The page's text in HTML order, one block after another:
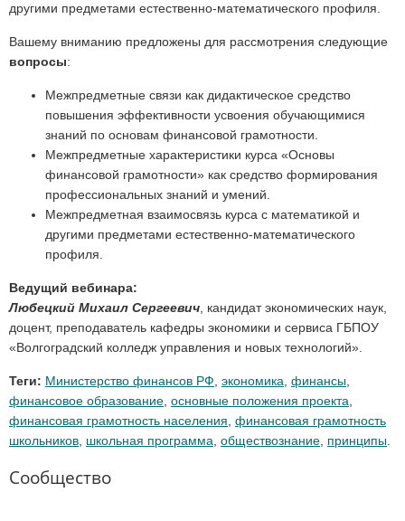
другими предметами естественно-математического профиля.
Вашему вниманию предложены для рассмотрения следующие
вопросы:
Межпредметные связи как дидактическое средство
повышения эффективности усвоения обучающимися
знаний по основам финансовой грамотности.
Межпредметные характеристики курса «Основы
финансовой грамотности» как средство формирования
профессиональных знаний и умений.
Межпредметная взаимосвязь курса с математикой и
другими предметами естественно-математического
профиля.
Ведущий вебинара:
Любецкий Михаил Сергеевич , кандидат экономических наук,
доцент, преподаватель кафедры экономики и сервиса ГБПОУ
«Волгоградский колледж управления и новых технологий».
Теги: Министерство финансов РФ экономика финансы
финансовое образование основные положения проекта
финансовая грамотность населения финансовая грамотность
школьников школьная программа обществознание принципы
Сообщество